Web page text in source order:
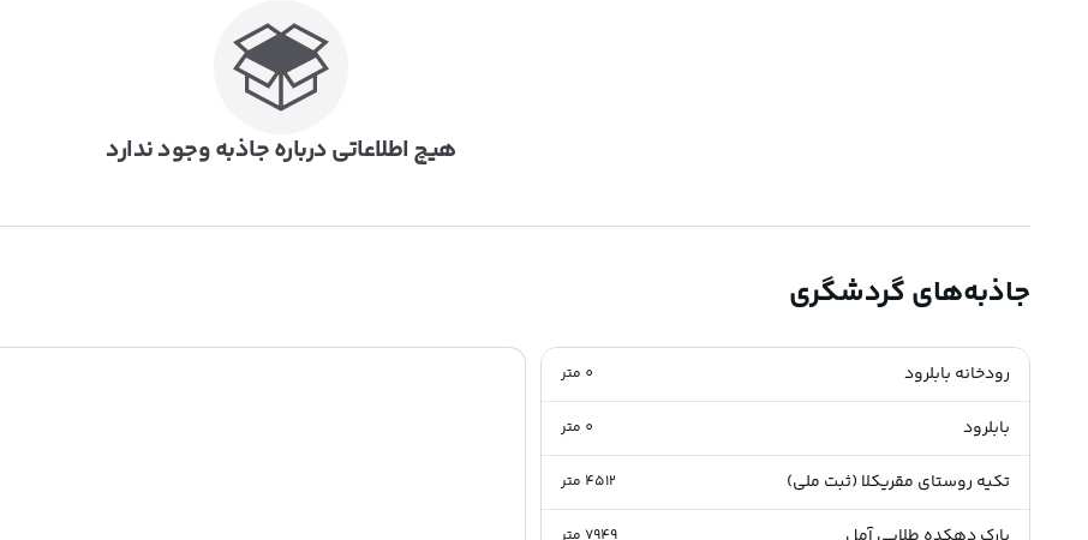
هیچ اطلاعاتی درباره جاذبه وجود ندارد
جاذبه‌های گردشگری
رودخانه بابلرود 0 متر
بابلرود 0 متر
تکیه روستای مقریکلا (ثبت ملی) 4512 متر